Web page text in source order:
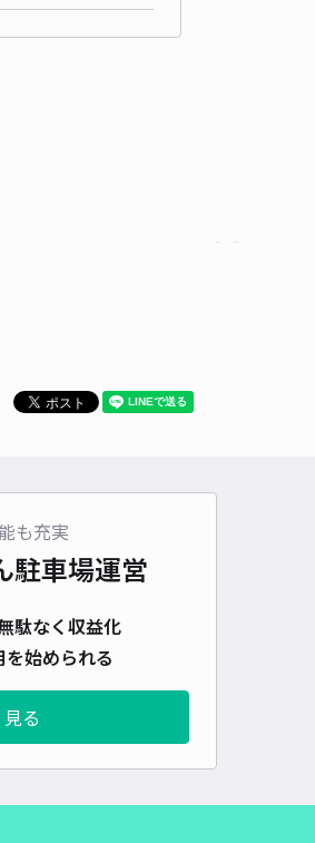
も充実
駐車場運営
駄なく収益化
始められる
る